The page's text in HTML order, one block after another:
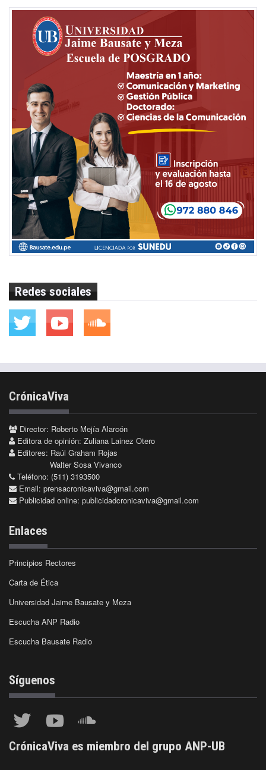
Redes sociales
CrónicaViva
Director: Roberto Mejía Alarcón
Editora de opinión: Zuliana Lainez Otero
Editores: Raúl Graham Rojas
Walter Sosa Vivanco
Teléfono: (511) 3193500
Email: prensacronicaviva@gmail.com
Publicidad online: publicidadcronicaviva@gmail.com
Enlaces
Principios Rectores
Carta de Ética
Universidad Jaime Bausate y Meza
Escucha ANP Radio
Escucha Bausate Radio
Síguenos
CrónicaViva es miembro del grupo ANP-UB